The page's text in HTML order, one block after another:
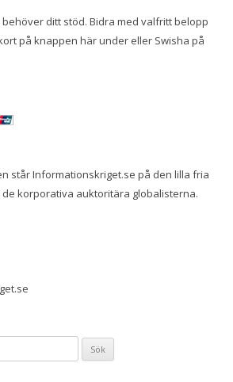
ditt stöd. Bidra med valfritt belopp
på knappen här under eller Swisha på
står Informationskriget.se på den lilla fria
korporativa auktoritära globalisterna.